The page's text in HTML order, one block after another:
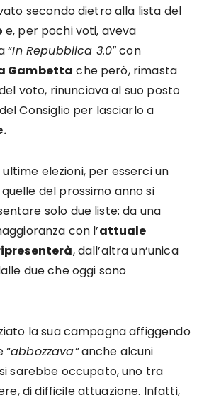
secondo dietro alla lista del
e, per pochi voti, aveva
“In Repubblica 3.0″con
Gambetta che però, rimasta
voto, rinunciava al suo posto
Consiglio per lasciarlo a
ultime elezioni, per esserci un
del prossimo anno si
solo due liste: da una
con l’attuale
, dall’altra un’unica
due che oggi sono
la sua campagna affiggendo
“abbozzava”anche alcuni
sarebbe occupato, uno tra
di difficile attuazione. Infatti,